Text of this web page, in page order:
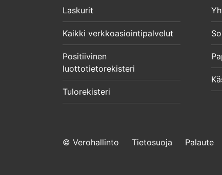
Laskurit
Kaikki verkkoasiointipalvelut
Positiivinen
luottotietorekisteri
Tulorekisteri
© Verohallinto Tietosuoja Palaute